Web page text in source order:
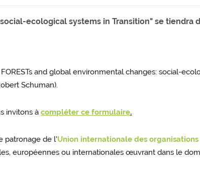
ecological systems in Transition" se tiendra
and global environmental changes: social-
Schuman).
invitons àcompléter ce formulaire.
patronage de l'Union internationale des
européennes ou internationales œuvrant dans le